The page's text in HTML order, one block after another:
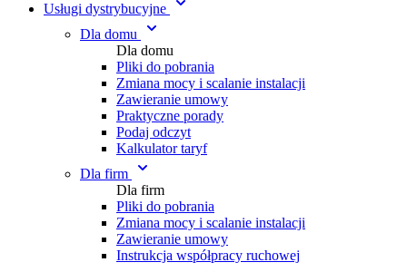
Usługi dystrybucyjne
Dla domu
Dla domu
Pliki do pobrania
Zmiana mocy i scalanie instalacji
Zawieranie umowy
Praktyczne porady
Podaj odczyt
Kalkulator taryf
Dla firm
Dla firm
Pliki do pobrania
Zmiana mocy i scalanie instalacji
Zawieranie umowy
Instrukcja współpracy ruchowej